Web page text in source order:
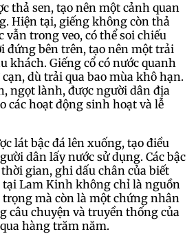
thả sen, tạo nên một cảnh quan
Hiện tại, giếng không còn thả
trong veo, có thể soi chiếu
đứng bên trên, tạo nên một trải
khách. Giếng cổ có nước quanh
dù trải qua bao mùa khô hạn.
ngọt lành, được người dân địa
các hoạt động sinh hoạt và lễ
lát bậc đá lên xuống, tạo điều
dân lấy nước sử dụng. Các bậc
gian, ghi dấu chân của biết
tại Lam Kinh không chỉ là nguồn
trọng mà còn là một chứng nhân
câu chuyện và truyền thống của
hàng trăm năm.